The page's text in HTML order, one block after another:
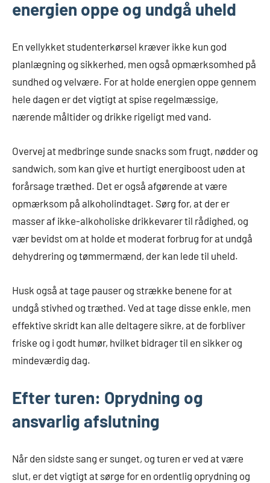
energien oppe og undgå uheld
En vellykket studenterkørsel kræver ikke kun god
planlægning og sikkerhed, men også opmærksomhed på
sundhed og velvære. For at holde energien oppe gennem
hele dagen er det vigtigt at spise regelmæssige,
nærende måltider og drikke rigeligt med vand.
Overvej at medbringe sunde snacks som frugt, nødder og
sandwich, som kan give et hurtigt energiboost uden at
forårsage træthed. Det er også afgørende at være
opmærksom på alkoholindtaget. Sørg for, at der er
masser af ikke-alkoholiske drikkevarer til rådighed, og
vær bevidst om at holde et moderat forbrug for at undgå
dehydrering og tømmermænd, der kan lede til uheld.
Husk også at tage pauser og strække benene for at
undgå stivhed og træthed. Ved at tage disse enkle, men
effektive skridt kan alle deltagere sikre, at de forbliver
friske og i godt humør, hvilket bidrager til en sikker og
mindeværdig dag.
Efter turen: Oprydning og
ansvarlig afslutning
Når den sidste sang er sunget, og turen er ved at være
slut, er det vigtigt at sørge for en ordentlig oprydning og